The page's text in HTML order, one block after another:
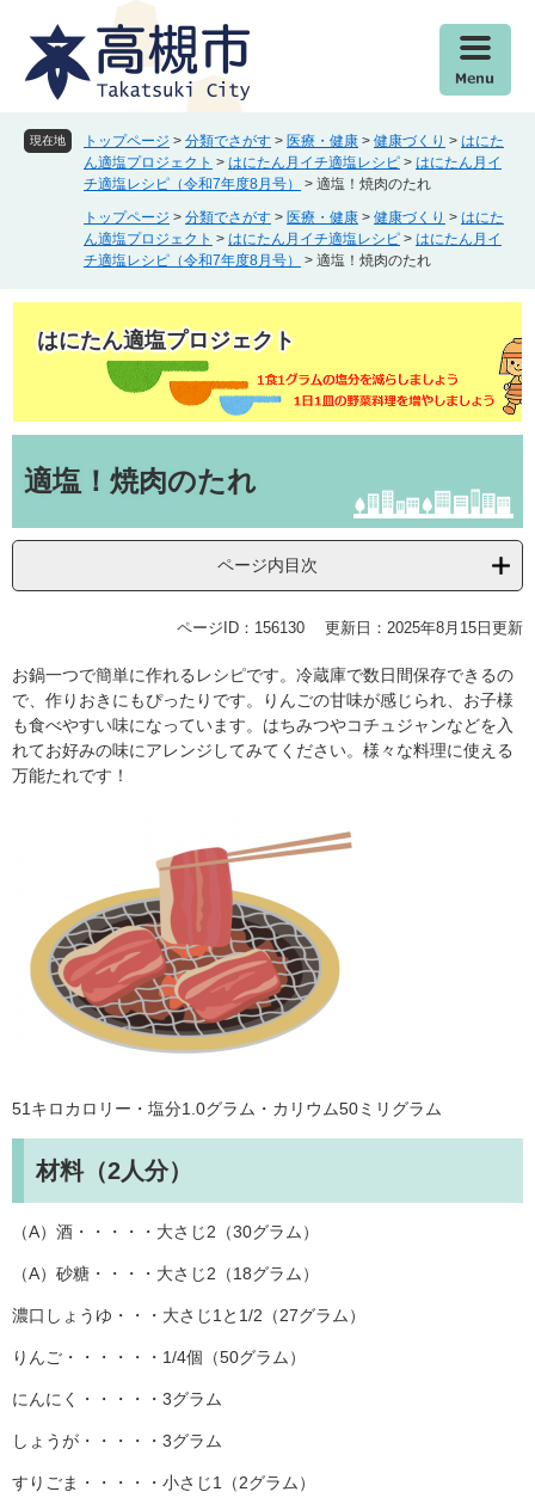
現在地 トップページ > 分類でさがす > 医療・健康 > 健康づくり > はにた
ん適塩プロジェクト > はにたん月イチ適塩レシピ > はにたん月イ
チ適塩レシピ（令和7年度8月号）
> 適塩！焼肉のたれ
トップページ > 分類でさがす > 医療・健康 > 健康づくり > はにた
ん適塩プロジェクト > はにたん月イチ適塩レシピ > はにたん月イ
チ適塩レシピ（令和7年度8月号）
> 適塩！焼肉のたれ
はにたん適塩プロジェクト
文適塩！焼肉のたれ
ページ内目次
ページID：156130 更新日：2025年8月15日更新
お鍋一つで簡単に作れるレシピです。冷蔵庫で数日間保存できるの
で、作りおきにもぴったりです。りんごの甘味が感じられ、お子様
も食べやすい味になっています。はちみつやコチュジャンなどを入
れてお好みの味にアレンジしてみてください。様々な料理に使える
万能たれです！​
51キロカロリー・塩分1.0グラム・カリウム50ミリグラム
材料（2人分）
（A）酒・・・・・大さじ2（30グラム）
（A）砂糖・・・・大さじ2（18グラム）
濃口しょうゆ・・・大さじ1と1/2（27グラム）
りんご・・・・・・1/4個（50グラム）
にんにく・・・・・3グラム
しょうが・・・・・3グラム
すりごま・・・・・小さじ1（2グラム）